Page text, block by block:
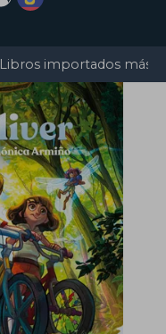
Libros importados más